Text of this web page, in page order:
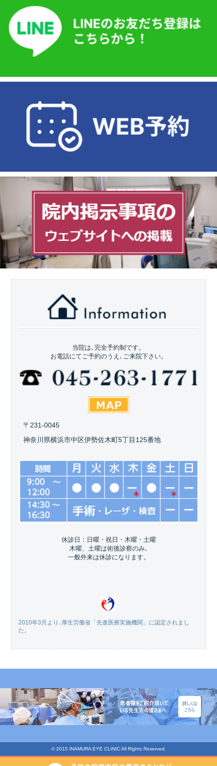
当院は､完全予約制です。
お電話にてご予約のうえ､ご来院下さい。
〒231-0045
神奈川県横浜市中区伊勢佐木町5丁目125番地
休診日：日曜・祝日・木曜・土曜
木曜、土曜は術後診察のみ､
一般外来は休診になります。
2010年3月より､厚生労働省「先進医療実施機関」に認定されまし
た。
© 2015 INAMURA EYE CLINIC All Rights Reserved.